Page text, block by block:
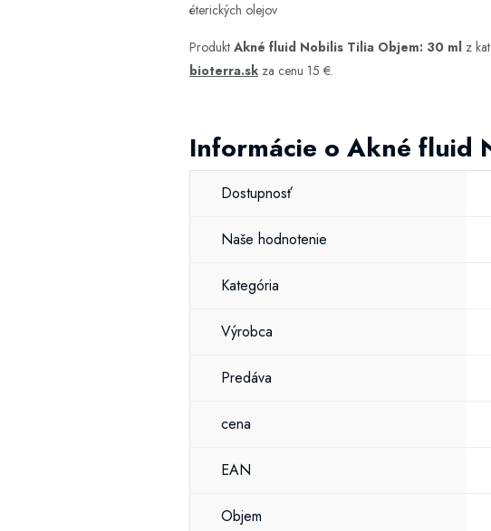
éterických olejov
Produkt Akné fluid Nobilis Tilia Objem: 30 ml z
bioterra.sk za cenu 15 €.
Informácie o Akné fluid
Dostupnosť
Naše hodnotenie
Kategória
Výrobca
Predáva
cena
EAN
Objem